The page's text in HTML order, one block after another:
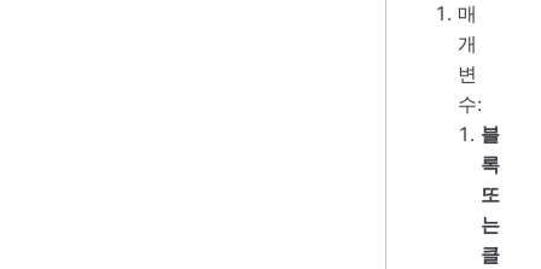
매
개
변
수:
블
록
또
는
클